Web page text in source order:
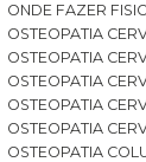
ONDE FAZER
OSTEOPATIA
OSTEOPATIA
OSTEOPATIA
OSTEOPATIA
OSTEOPATIA
OSTEOPATIA